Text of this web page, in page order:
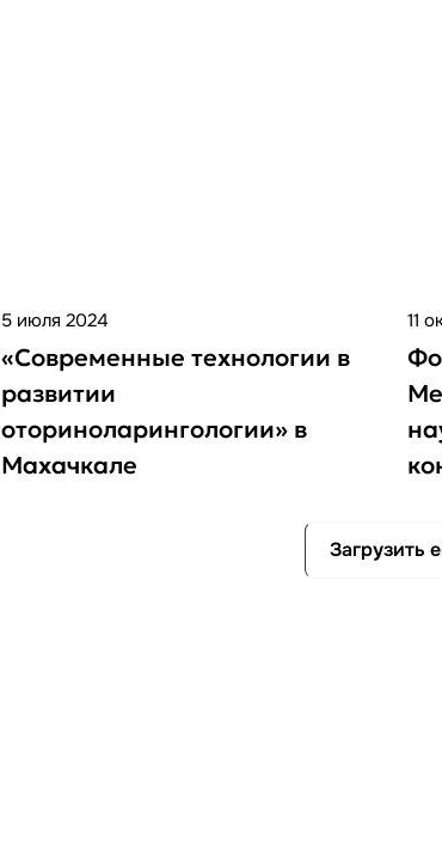
5 июля 2024
«Современные технологии в
развитии
оториноларингологии» в
Махачкале
11
Загрузить